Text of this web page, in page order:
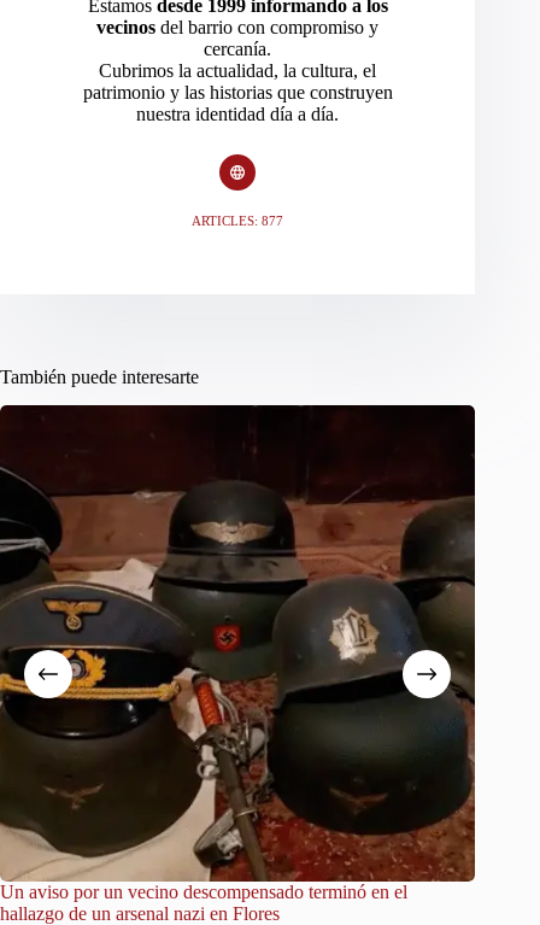
Estamos desde 1999 informando a los
vecinos del barrio con compromiso y
cercanía.
Cubrimos la actualidad, la cultura, el
patrimonio y las historias que construyen
nuestra identidad día a día.
ARTICLES: 877
También puede interesarte
Un aviso por un vecino descompensado terminó en el
hallazgo de un arsenal nazi en Flores